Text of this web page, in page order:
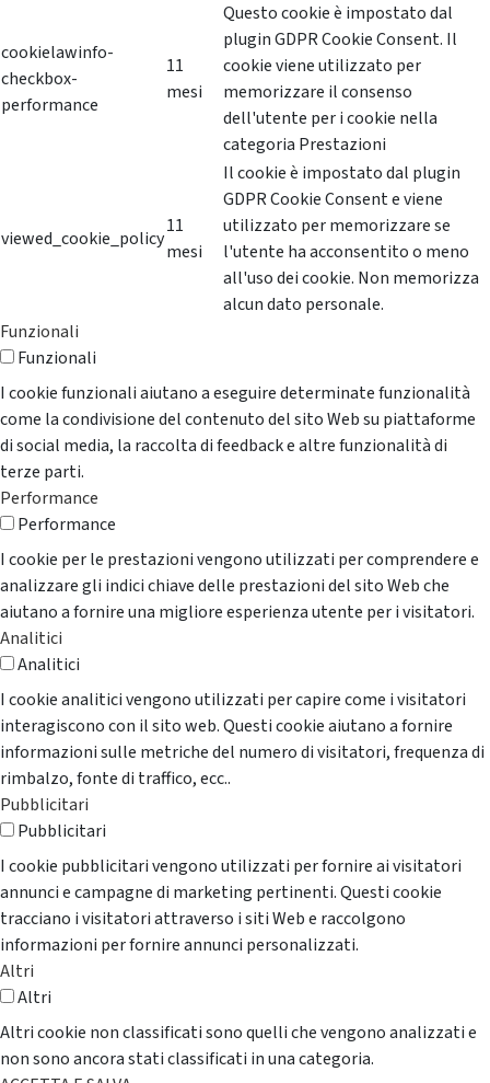
cookielawinfo-
checkbox-
performance
11
mesi
Questo cookie è impostato dal
plugin GDPR Cookie Consent. Il
cookie viene utilizzato per
memorizzare il consenso
dell'utente per i cookie nella
categoria Prestazioni
viewed_cookie_policy
11
mesi
Il cookie è impostato dal plugin
GDPR Cookie Consent e viene
utilizzato per memorizzare se
l'utente ha acconsentito o meno
all'uso dei cookie. Non memorizza
alcun dato personale.
Funzionali
Funzionali
I cookie funzionali aiutano a eseguire determinate funzionalità
come la condivisione del contenuto del sito Web su piattaforme
di social media, la raccolta di feedback e altre funzionalità di
terze parti.
Performance
Performance
I cookie per le prestazioni vengono utilizzati per comprendere e
analizzare gli indici chiave delle prestazioni del sito Web che
aiutano a fornire una migliore esperienza utente per i visitatori.
Analitici
Analitici
I cookie analitici vengono utilizzati per capire come i visitatori
interagiscono con il sito web. Questi cookie aiutano a fornire
informazioni sulle metriche del numero di visitatori, frequenza di
rimbalzo, fonte di traffico, ecc..
Pubblicitari
Pubblicitari
I cookie pubblicitari vengono utilizzati per fornire ai visitatori
annunci e campagne di marketing pertinenti. Questi cookie
tracciano i visitatori attraverso i siti Web e raccolgono
informazioni per fornire annunci personalizzati.
Altri
Altri
Altri cookie non classificati sono quelli che vengono analizzati e
non sono ancora stati classificati in una categoria.